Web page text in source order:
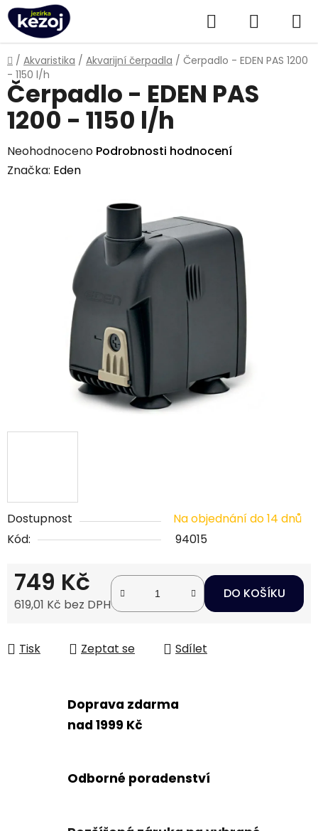
Přejít
na
obsah
Hledat
KOŠÍK
Domů
/ Akvaristika / Akvarijní čerpadla / Čerpadlo - EDEN PAS 1200
- 1150 l/h
Dostupnost
Na objednání do 14 dnů
Kód:
94015
749 Kč
619,01 Kč bez DPH
DO KOŠÍKU
Tisk Zeptat se Sdílet
Čerpadlo - EDEN PAS
1200 - 1150 l/h
Průměrné
hodnocení
Neohodnoceno Podrobnosti hodnocení
Značka: Eden
Doprava zdarma
nad 1999 Kč
Odborné poradenství